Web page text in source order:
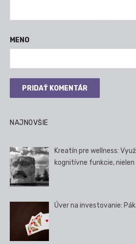
MENO
NAJNOVŠIE
Kreatín pre wellness:
kognitívne funkcie,
Úver na investovanie: